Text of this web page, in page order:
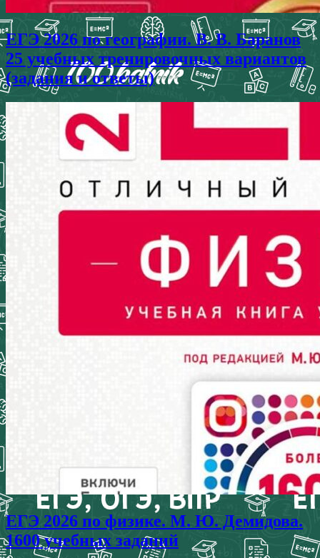
ЕГЭ 2026 по географии. В. В. Баранов
25 учебных тренировочных вариантов
(задания и ответы)
ЕГЭ 2026 по физике. М. Ю. Демидова.
1600 учебных заданий